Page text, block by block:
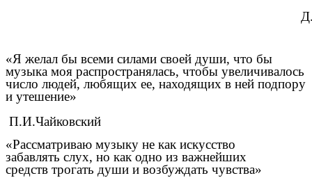
«Я желал бы всеми силами своей души, что бы
музыка моя распространялась, чтобы увеличивалось
число людей, любящих ее, находящих в ней подпору
и утешение»
П.И.Чайковский
«Рассматриваю музыку не как искусство
забавлять слух, но как одно из важнейших
средств трогать души и возбуждать чувства»